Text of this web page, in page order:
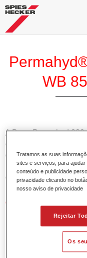
WB
A Base Permahyd
com Permahyd Base
de base bicamada
numa tecnologia
cores sólidas e de
Características do
Permite uma
de 1.5 demãos.
Oferece boa
Tratamos as suas
sites e serviços, para
conteúdo e publicidade
privacidade clicando no
nosso aviso de privacidade
Rejeitar
Os